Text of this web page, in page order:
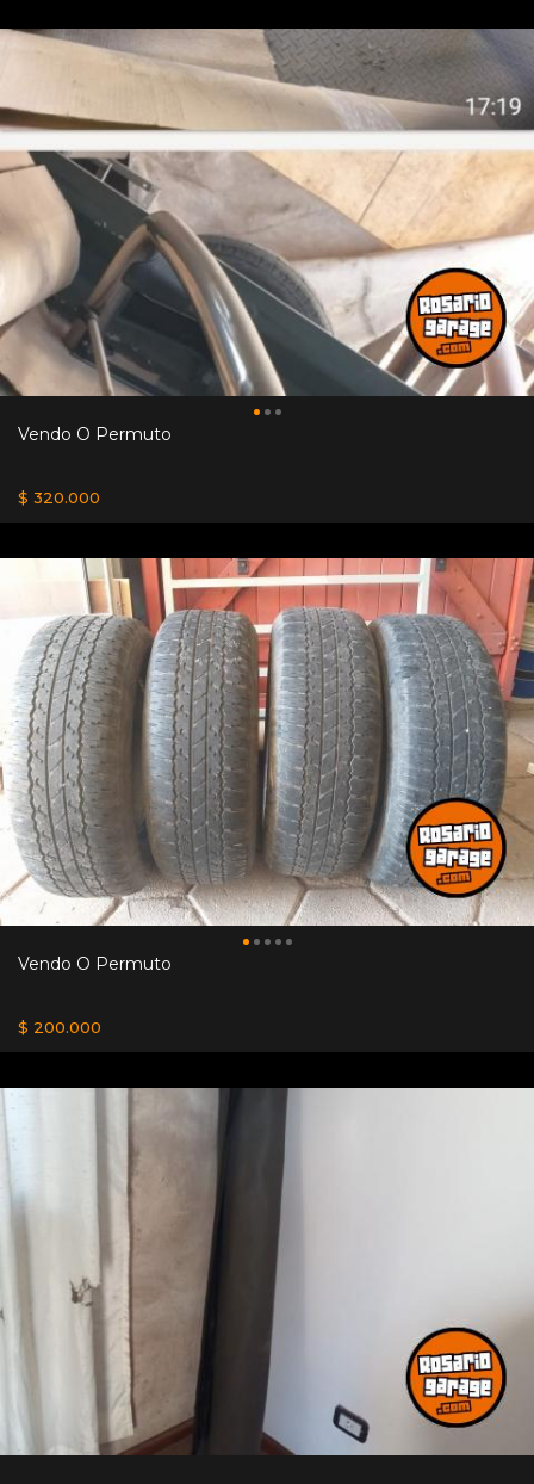
Vendo O Permuto
$ 320.000
Vendo O Permuto
$ 200.000